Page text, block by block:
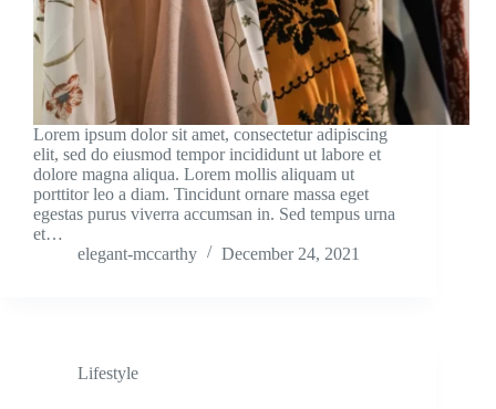
Lorem ipsum dolor sit amet, consectetur adipiscing
elit, sed do eiusmod tempor incididunt ut labore et
dolore magna aliqua. Lorem mollis aliquam ut
porttitor leo a diam. Tincidunt ornare massa eget
egestas purus viverra accumsan in. Sed tempus urna
et…
elegant-mccarthy
December 24, 2021
Lifestyle